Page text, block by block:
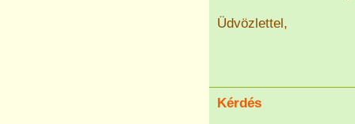
Üdvözlettel,
Kérdés